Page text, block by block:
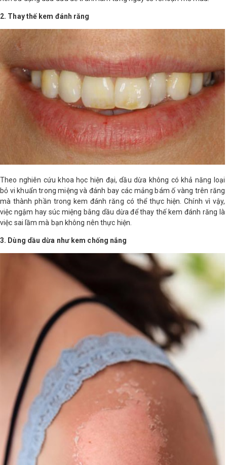
Shop All Brand A-
2. Thay thế kem đánh răng
Theo nghiên cứu khoa học hiện đại, dầu dừa không có khả năng loại
bỏ vi khuẩn trong miệng và đánh bay các mảng bám ố vàng trên răng
mà thành phần trong kem đánh răng có thể thực hiện. Chính vì vậy,
việc ngậm hay súc miệng bằng dầu dừa để thay thế kem đánh răng là
việc sai lầm mà bạn không nên thực hiện.
3. Dùng dầu dừa như kem chống nắng